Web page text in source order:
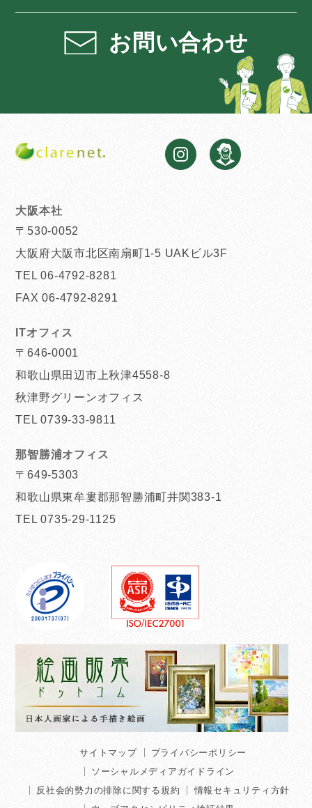
お問い合わせ
大阪本社
〒530-0052
大阪府大阪市北区南扇町1-5 UAKビル3F
TEL 06-4792-8281
FAX 06-4792-8291
ITオフィス
〒646-0001
和歌山県田辺市上秋津4558-8
秋津野グリーンオフィス
TEL 0739-33-9811
那智勝浦オフィス
〒649-5303
和歌山県東牟婁郡那智勝浦町井関383-1
TEL 0735-29-1125
サイトマップ
プライバシーポリシー
ソーシャルメディアガイドライン
反社会的勢力の排除に関する規約
情報セキュリティ方針